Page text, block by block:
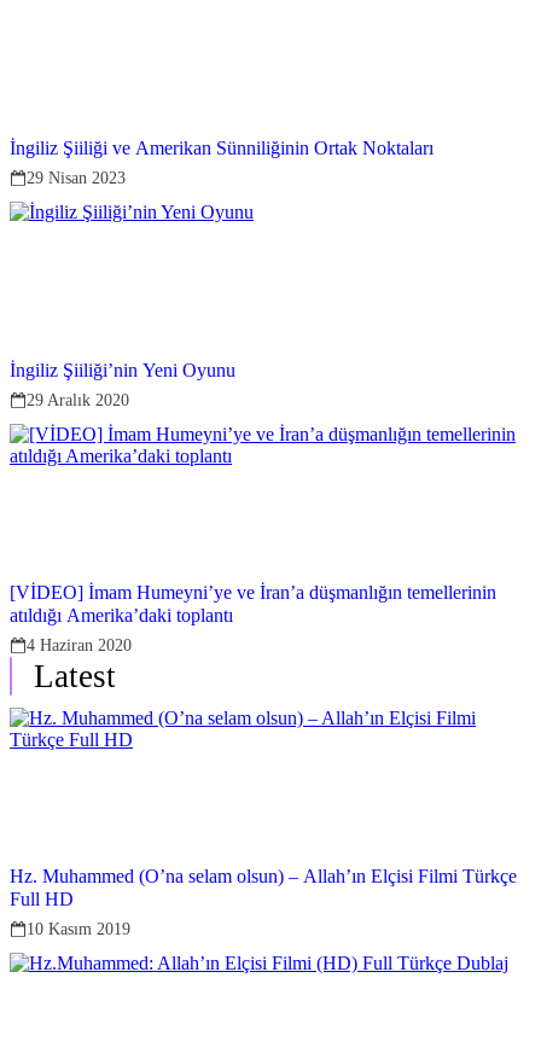
İngiliz Şiiliği ve Amerikan Sünniliğinin Ortak Noktaları
29 Nisan 2023
İngiliz Şiiliği’nin Yeni Oyunu
29 Aralık 2020
[VİDEO] İmam Humeyni’ye ve İran’a düşmanlığın temellerinin
atıldığı Amerika’daki toplantı
4 Haziran 2020
Latest
Hz. Muhammed (O’na selam olsun) – Allah’ın Elçisi Filmi Türkçe
Full HD
10 Kasım 2019